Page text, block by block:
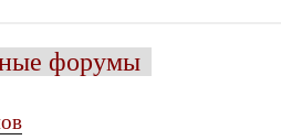
форумы